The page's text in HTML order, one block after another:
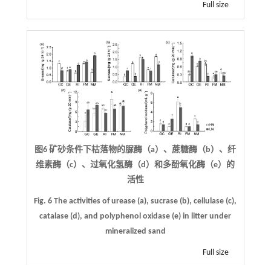
Full size
图6 矿砂条件下枯落物的脲酶（a）、蔗糖酶（b）、纤
维素酶（c）、过氧化氢酶（d）和多酚氧化酶（e）的
活性
Fig. 6 The activities of urease (a), sucrase (b), cellulase (c),
catalase (d), and polyphenol oxidase (e) in litter under
mineralized sand
Full size